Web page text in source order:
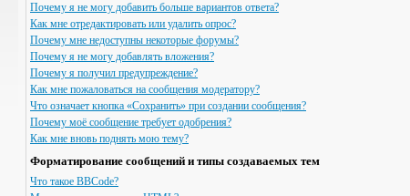
Почему я не могу добавить больше вариантов ответа?
Как мне отредактировать или удалить опрос?
Почему мне недоступны некоторые форумы?
Почему я не могу добавлять вложения?
Почему я получил предупреждение?
Как мне пожаловаться на сообщения модератору?
Что означает кнопка «Сохранить» при создании сообщения?
Почему моё сообщение требует одобрения?
Как мне вновь поднять мою тему?
Форматирование сообщений и типы создаваемых тем
Что такое BBCode?